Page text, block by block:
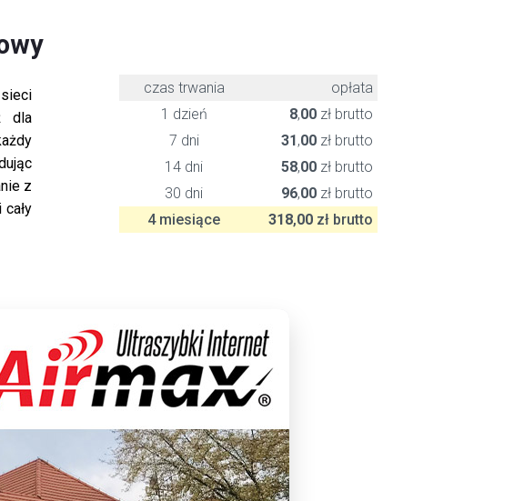
dla
z
czas trwania
opłata
1 dzień
8,00 zł brutto
7 dni
31,00 zł brutto
14 dni
58,00 zł brutto
30 dni
96,00 zł brutto
4 miesiące
318,00 zł brutto